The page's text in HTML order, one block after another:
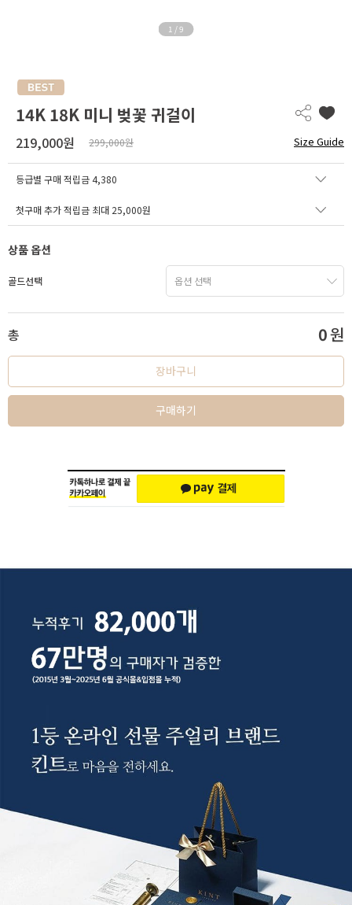
1 /9
14K 18K 미니 벚꽃 귀걸이
219,000원 299,000원 Size Guide
등급별 구매 적립금4,380
첫구매 추가 적립금 최대 25,000원
상품 옵션
골드선택
총 0원
장바구니
구매하기